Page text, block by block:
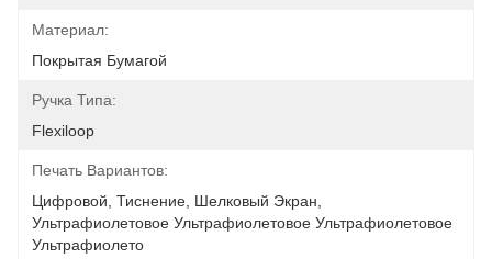
Материал:
Покрытая Бумагой
Ручка Типа:
Flexiloop
Печать Вариантов:
Цифровой, Тиснение, Шелковый Экран,
Ультрафиолетовое Ультрафиолетовое Ультрафиолетовое
Ультрафиолето